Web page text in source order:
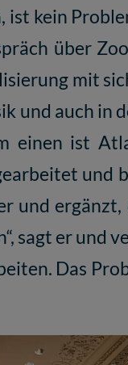
ist kein
über
mit
und auch in
einen ist
und
und ergänzt,
sagt er und
Das